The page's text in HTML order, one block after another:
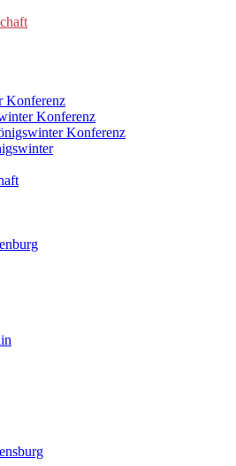
Konferenz
Konferenz
Konferenz